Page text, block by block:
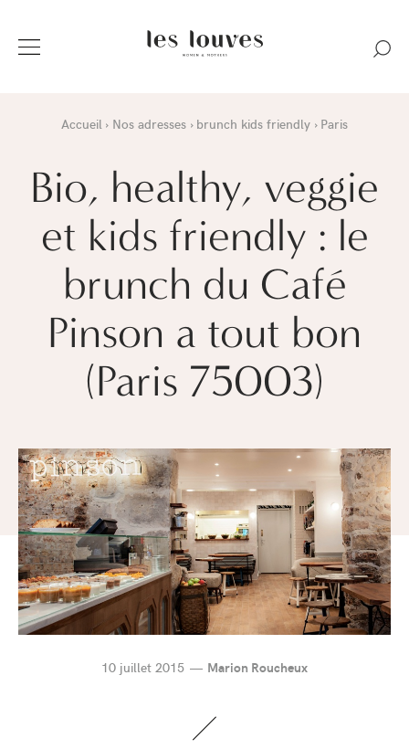
Accueil Nos adresses brunch kids friendly Paris
Bio, healthy, veggie
et kids friendly : le
brunch du Café
Pinson a tout bon
(Paris 75003)
10 juillet 2015 Marion Roucheux